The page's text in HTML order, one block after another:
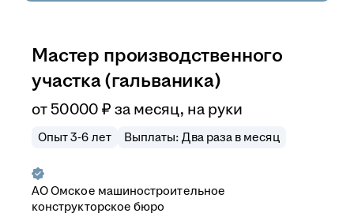
Мастер производственного
участка (гальваника)
от50 000 ₽ за месяц, на руки
Опыт 3-6 лет Выплаты: Два раза в месяц
АООмское машиностроительное
конструкторское бюро